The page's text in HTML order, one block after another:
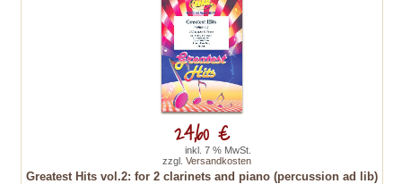
Greatest Hits vol.2: for 2 clarinets and piano (percussion ad lib)
24,60 €
inkl. 7 % MwSt.
zzgl. Versandkosten